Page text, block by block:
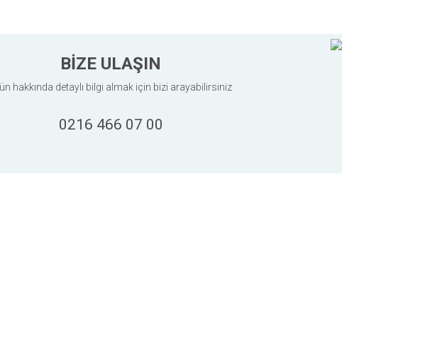
BİZE ULAŞIN
hakkında detaylı bilgi almak için bizi arayabilirsiniz
0216 466 07 00